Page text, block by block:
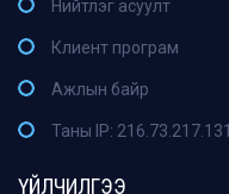
Нийтлэг асуулт
Клиент програм
Ажлын байр
Таны IP: 216.73.217.131
ҮЙЛЧИЛГЭЭ